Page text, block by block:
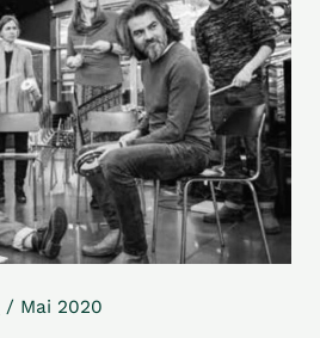
/ Mai 2020